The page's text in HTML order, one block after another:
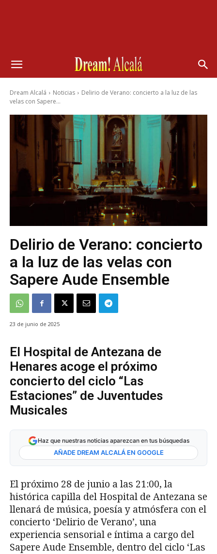
Dream Alcalá Noticias
Delirio de Verano: concierto a la luz de las
velas con Sapere...
Delirio de Verano: concierto
a la luz de las velas con
Sapere Aude Ensemble
23 de junio de 2025
El Hospital de Antezana de
Henares acoge el próximo
concierto del ciclo “Las
Estaciones” de Juventudes
Musicales
Haz que nuestras noticias aparezcan en tus búsquedas
AÑADE DREAM ALCALÁ EN GOOGLE
El próximo 28 de junio a las 21:00, la
histórica capilla del Hospital de Antezana se
llenará de música, poesía y atmósfera con el
concierto ‘Delirio de Verano’, una
experiencia sensorial e íntima a cargo del
Sapere Aude Ensemble, dentro del ciclo ‘Las